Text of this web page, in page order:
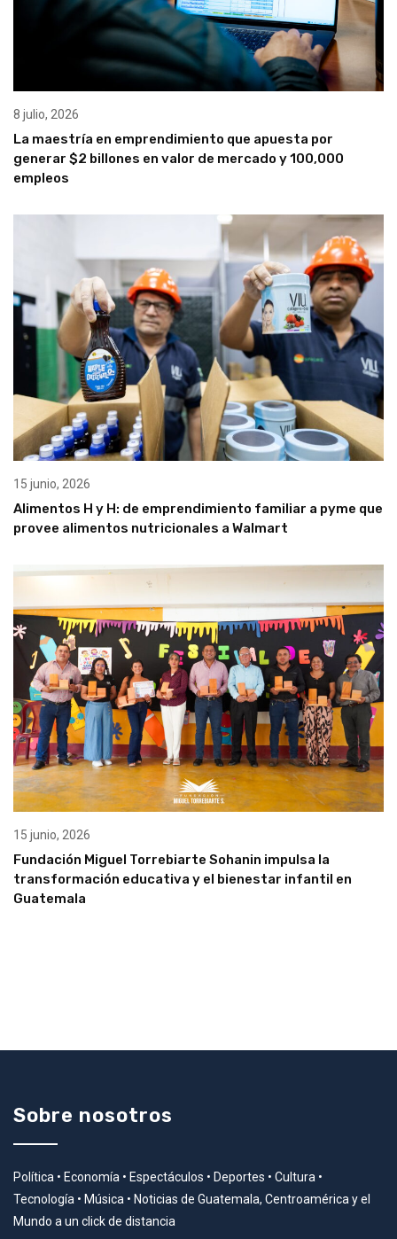
8 julio, 2026
La maestría en emprendimiento que apuesta por
generar $2 billones en valor de mercado y 100,000
empleos
15 junio, 2026
Alimentos H y H: de emprendimiento familiar a pyme que
provee alimentos nutricionales a Walmart
15 junio, 2026
Fundación Miguel Torrebiarte Sohanin impulsa la
transformación educativa y el bienestar infantil en
Guatemala
Sobre nosotros
Política • Economía • Espectáculos • Deportes • Cultura •
Tecnología • Música • Noticias de Guatemala, Centroamérica y el
Mundo a un click de distancia